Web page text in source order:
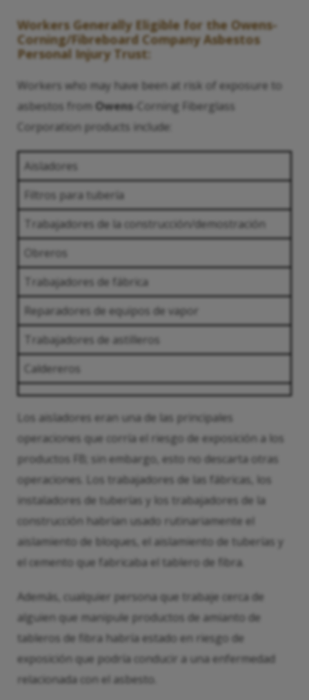
Workers Generally Eligible for the Owens-
Corning/Fibreboard Company Asbestos
Personal Injury Trust:
Workers who may have been at risk of exposure to
asbestos from Owens-Corning Fiberglass
Corporation products include:
Aisladores
Filtros para tubería
Trabajadores de la construcción/demostración
Obreros
Trabajadores de fábrica
Reparadores de equipos de vapor
Trabajadores de astilleros
Caldereros
Los aisladores eran una de las principales
operaciones que corría el riesgo de exposición a los
productos FB; sin embargo, esto no descarta otras
operaciones. Los trabajadores de las fábricas, los
instaladores de tuberías y los trabajadores de la
construcción habrían usado rutinariamente el
aislamiento de bloques, el aislamiento de tuberías y
el cemento que fabricaba el tablero de fibra.
Además, cualquier persona que trabaje cerca de
alguien que manipule productos de amianto de
tableros de fibra habría estado en riesgo de
exposición que podría conducir a una enfermedad
relacionada con el asbesto.